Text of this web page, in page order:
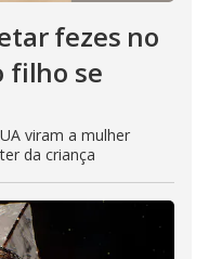
fezes no
filho se
viram a mulher
da criança